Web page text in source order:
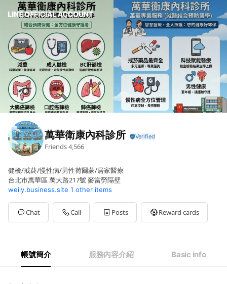
萬華衛康內科診所
Friends4,566
健檢/戒菸/慢性病/男性荷爾蒙/居家醫療
台北市萬華區 萬大路217號 麥當勞隔壁
weily.business.site 1 other items
Chat Call Posts Reward cards
帳號簡介 服務內容介紹 Basic info